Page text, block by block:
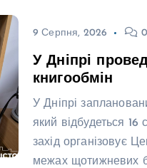
9 Серпня, 2026
У Дніпрі
книгообмін
У Дніпрі
який відбудеться
захід організовує
межах щотижневих